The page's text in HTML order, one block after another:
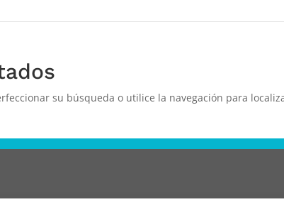
su búsqueda o utilice la navegación para